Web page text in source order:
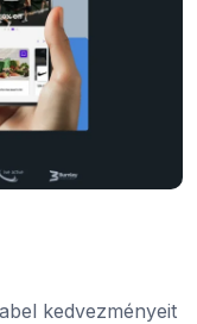
kedvezményeit